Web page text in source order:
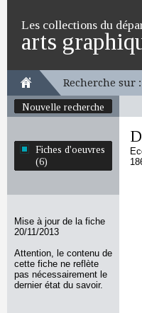
Les collections du
arts
Recherche sur :
Nouvelle recherche
Fiches d'oeuvres
(6)
Mise à jour de la fiche
20/11/2013
Attention, le contenu de
cette fiche ne reflète
pas nécessairement le
dernier état du savoir.